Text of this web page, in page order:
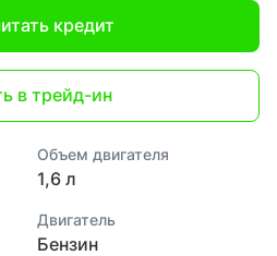
кредит
в трейд-ин
Объем двигателя
1,6 л
Двигатель
Бензин